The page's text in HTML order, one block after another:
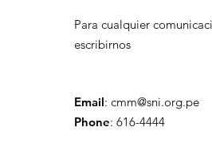
Para cualquier
escribirnos
Email: cmm@sni.org.pe
Phone: 616-4444